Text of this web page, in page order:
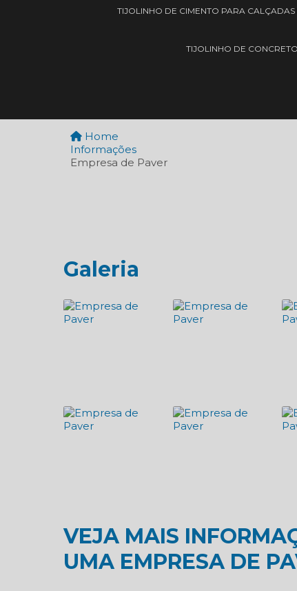
TIJOLINHO DE CIMENTO PARA CALÇADAS
TIJOLINHO DE
Home
Informações
Empresa de Paver
Galeria
VEJA MAIS
UMA EMPRESA DE